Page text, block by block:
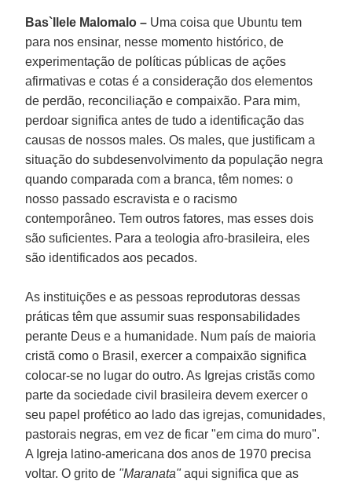
Bas`Ilele Malomalo – Uma coisa que Ubuntu tem
para nos ensinar, nesse momento histórico, de
experimentação de políticas públicas de ações
afirmativas e cotas é a consideração dos elementos
de perdão, reconciliação e compaixão. Para mim,
perdoar significa antes de tudo a identificação das
causas de nossos males. Os males, que justificam a
situação do subdesenvolvimento da população negra
quando comparada com a branca, têm nomes: o
nosso passado escravista e o racismo
contemporâneo. Tem outros fatores, mas esses dois
são suficientes. Para a teologia afro-brasileira, eles
são identificados aos pecados.
As instituições e as pessoas reprodutoras dessas
práticas têm que assumir suas responsabilidades
perante Deus e a humanidade. Num país de maioria
cristã como o Brasil, exercer a compaixão significa
colocar-se no lugar do outro. As Igrejas cristãs como
parte da sociedade civil brasileira devem exercer o
seu papel profético ao lado das igrejas, comunidades,
pastorais negras, em vez de ficar "em cima do muro".
A Igreja latino-americana dos anos de 1970 precisa
voltar. O grito de "Maranata"aqui significa que as